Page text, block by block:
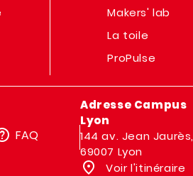
Makers' lab
La toile
ProPulse
FAQ
Adresse Campus
Lyon
144 av. Jean Jaurès,
69007 Lyon
Voir l'itinéraire